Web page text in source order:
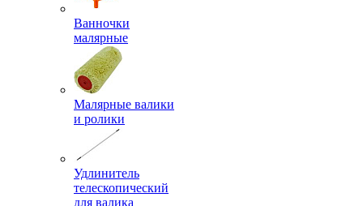
Ванночки
малярные
Малярные валики
и ролики
Удлинитель
телескопический
для валика